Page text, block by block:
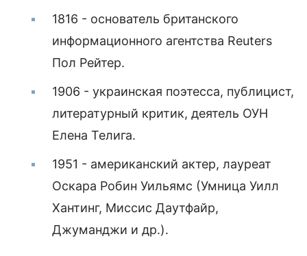
1816 - основатель британского
информационного агентства Reuters
Пол Рейтер.
1906 - украинская поэтесса, публицист,
литературный критик, деятель ОУН
Елена Телига.
1951 - американский актер, лауреат
Оскара Робин Уильямс (Умница Уилл
Хантинг, Миссис Даутфайр,
Джуманджи и др.).